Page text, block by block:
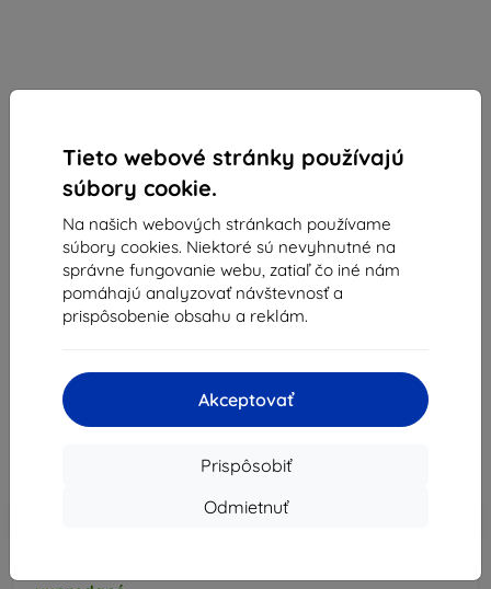
Tieto webové stránky používajú
súbory cookie.
Na našich webových stránkach používame
súbory cookies. Niektoré sú nevyhnutné na
správne fungovanie webu, zatiaľ čo iné nám
pomáhajú analyzovať návštevnosť a
prispôsobenie obsahu a reklám.
Akceptovať
Prispôsobiť
Odmietnuť
Red Bull
Red Bull silikónové púzdro s červeným krúžkom
MagSafe pre iPhone 16 Pro námornícka modrá
(RBHMP16L24SIILVR)
Vhodné pre: Apple iPhone 16 Pro
32,90 €
29,62 €
Zľava s kupónomEXTRA10